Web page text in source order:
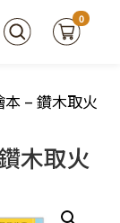
0
– 鑽木取火
木取火